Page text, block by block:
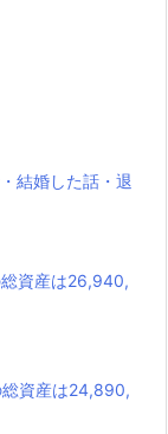
結婚した話・退
総資産は26,940,
総資産は24,890,